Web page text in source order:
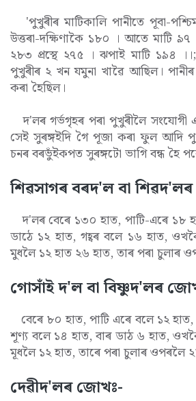
'পুখুৰীৰ মাটিকালি পানীতে পূবা-
উত্তৰা-দক্ষিণাকৈ ১৮০ । আতে মাটি ৯৭
২৮৩ প্ৰস্থে ২৭৫ । ঝপাই মাটি ১৯৪
পুখুৰীৰ ২ খন যমুনা খাৱৈ আছিল। পানীৰ
কৰা হৈছিল।
দ'লৰ গৰ্ভগৃহৰ পৰা পুখুৰীলৈ সংযোগী
সেই সুৰঙ্গইদি গৈ পূজা কৰা ফুল আদি
চনৰ বৰভুঁইকপত সুৰঙ্গটো ভাগি বন্ধ হৈ
শিৱসাগৰ বৰদ'ল বা
দ'লৰ বেৰে ১৩০ হাত, পাটি-এৰে ১৮
ডাঠে ১২ হাত, গহ্বৰ বলে ১৬ হাত,
মুধলৈ ১২ হাত ২৬ হাত, তাৰ পৰা চুলাৰ
গোসাঁই দ'ল বা বিষ্ণুদ'লৰ
বেৰে ৮০ হাত, পাটি এৰে বলে ১২
শূণ্য বলে ১৪ হাত, বাৰ ডাঠ ৬ হাত,
মূধলৈ ১২ হাত, তাৰে পৰা চুলাৰ ওপৰলৈ
দেৱীদ'লৰ জোখঃ-